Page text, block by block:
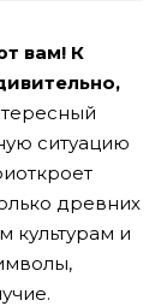
вам! К
ситуацию
древних
культурам и